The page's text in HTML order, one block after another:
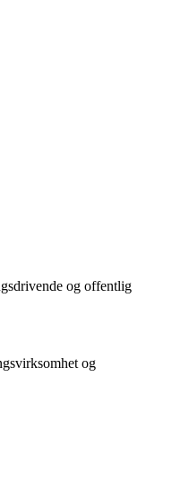
og offentlig
og